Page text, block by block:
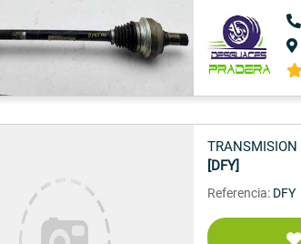
[DFY]
Referencia: DFY